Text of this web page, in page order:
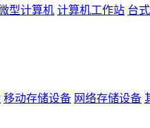
型计算机 计算机工作站 台
移动存储设备 网络存储设备